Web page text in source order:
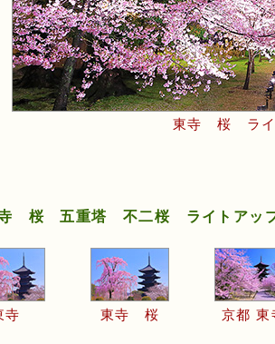
東寺 桜 ライ
寺 桜 五重塔 不二桜 ライトアッ
寺 東寺 桜 京都 東